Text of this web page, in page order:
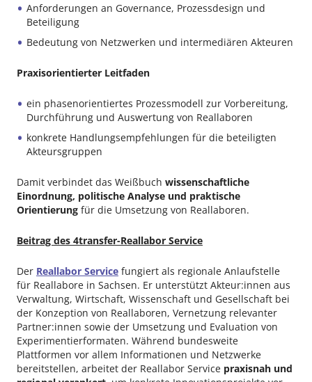
Anforderungen an Governance, Prozessdesign und
Beteiligung
Bedeutung von Netzwerken und intermediären Akteuren
Praxisorientierter Leitfaden
ein phasenorientiertes Prozessmodell zur Vorbereitung,
Durchführung und Auswertung von Reallaboren
konkrete Handlungsempfehlungen für die beteiligten
Akteursgruppen
Damit verbindet das Weißbuch wissenschaftliche
Einordnung, politische Analyse und praktische
Orientierung für die Umsetzung von Reallaboren.
Beitrag des 4transfer-Reallabor Service
Der Reallabor Service fungiert als regionale Anlaufstelle
für Reallabore in Sachsen. Er unterstützt Akteur:innen aus
Verwaltung, Wirtschaft, Wissenschaft und Gesellschaft bei
der Konzeption von Reallaboren, Vernetzung relevanter
Partner:innen sowie der Umsetzung und Evaluation von
Experimentierformaten. Während bundesweite
Plattformen vor allem Informationen und Netzwerke
bereitstellen, arbeitet der Reallabor Service praxisnah und